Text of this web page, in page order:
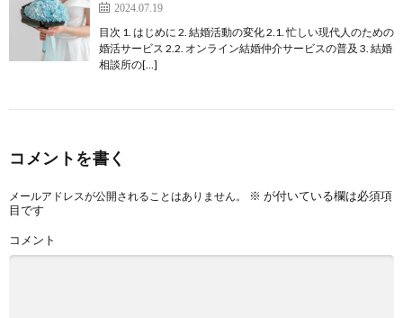
2024.07.19
目次 1. はじめに 2. 結婚活動の変化 2.1. 忙しい現代人のための
婚活サービス 2.2. オンライン結婚仲介サービスの普及 3. 結婚
相談所の[…]
コメントを書く
メールアドレスが公開されることはありません。 ※ が付いている欄は必須項
目です
コメント